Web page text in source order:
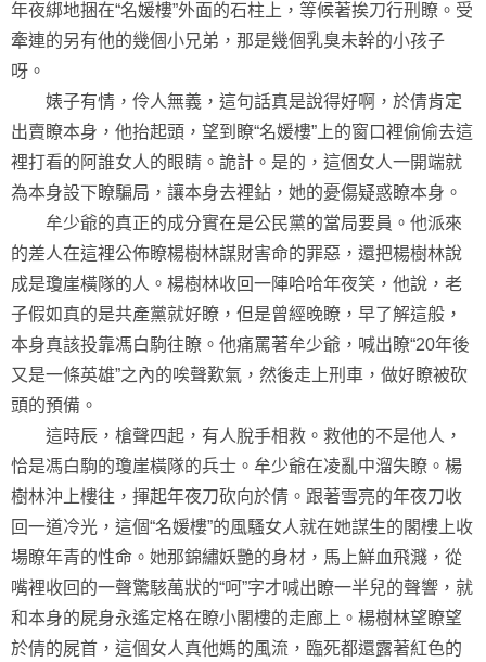
年夜綁地捆在“名媛樓”外面的石柱上，等候著挨刀行刑瞭。受
牽連的另有他的幾個小兄弟，那是幾個乳臭未幹的小孩子
呀。
婊子有情，伶人無義，這句話真是說得好啊，於倩肯定
出賣瞭本身，他抬起頭，望到瞭“名媛樓”上的窗口裡偷偷去這
裡打看的阿誰女人的眼睛。詭計。是的，這個女人一開端就
為本身設下瞭騙局，讓本身去裡鉆，她的憂傷疑惑瞭本身。
牟少爺的真正的成分實在是公民黨的當局要員。他派來
的差人在這裡公佈瞭楊樹林謀財害命的罪惡，還把楊樹林說
成是瓊崖橫隊的人。楊樹林收回一陣哈哈年夜笑，他說，老
子假如真的是共產黨就好瞭，但是曾經晚瞭，早了解這般，
本身真該投靠馮白駒往瞭。他痛罵著牟少爺，喊出瞭“20年後
又是一條英雄”之內的唉聲歎氣，然後走上刑車，做好瞭被砍
頭的預備。
這時辰，槍聲四起，有人脫手相救。救他的不是他人，
恰是馮白駒的瓊崖橫隊的兵士。牟少爺在凌亂中溜失瞭。楊
樹林沖上樓往，揮起年夜刀砍向於倩。跟著雪亮的年夜刀收
回一道冷光，這個“名媛樓”的風騷女人就在她謀生的閣樓上收
場瞭年青的性命。她那錦繡妖艷的身材，馬上鮮血飛濺，從
嘴裡收回的一聲驚駭萬狀的“呵”字才喊出瞭一半兒的聲響，就
和本身的屍身永遙定格在瞭小閣樓的走廊上。楊樹林望瞭望
於倩的屍首，這個女人真他媽的風流，臨死都還露著紅色的